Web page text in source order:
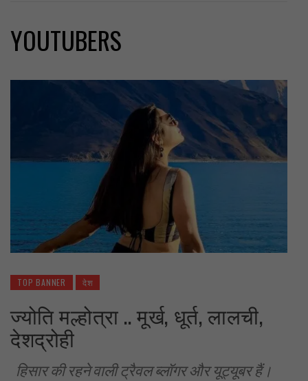
YOUTUBERS
TOP BANNER देश
ज्योति मल्होत्रा .. मूर्ख, धूर्त, लालची,
देशद्रोही
हिसार की रहने वाली ट्रैवल ब्लॉगर और यूट्यूबर हैं।